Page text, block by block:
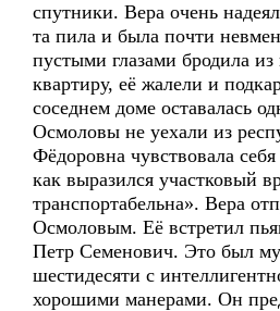
спутники. Вера очень
та пила и была почти
пустыми глазами бродила
квартиру, её жалели и
соседнем доме оставалась
Осмоловы не уехали из
Фёдоровна чувствовала
как выразился участковый
транспортабельна». Вера
Осмоловым. Её встретил
Петр Семенович. Это был
шестидесяти с
хорошими манерами. Он